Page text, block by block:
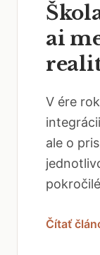
ai
V ére
ale o
Čítať